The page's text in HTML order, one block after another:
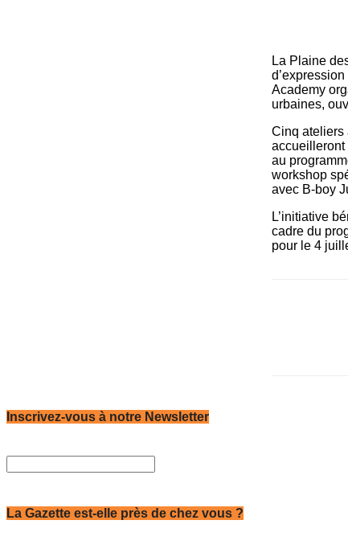
La Plaine
Academy
urbaines,
Cinq ateliers
accueilleront
au
workshop
avec B-boy
L’initiative
cadre du
pour le 4
Inscrivez-vous à notre Newsletter
La Gazette est-elle près de chez vous ?